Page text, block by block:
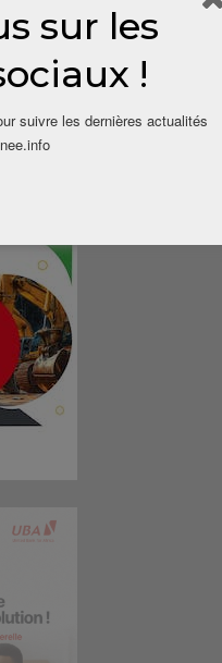
sur les
!
suivre les dernières actualités